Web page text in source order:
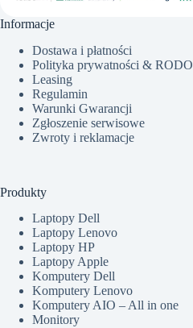
Informacje
Dostawa i płatności
Polityka prywatności & RODO
Leasing
Regulamin
Warunki Gwarancji
Zgłoszenie serwisowe
Zwroty i reklamacje
Produkty
Laptopy Dell
Laptopy Lenovo
Laptopy HP
Laptopy Apple
Komputery Dell
Komputery Lenovo
Komputery AIO – All in one
Monitory